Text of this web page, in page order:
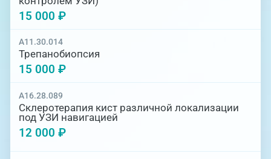
15 000 ₽
A11.30.014
Трепанобиопсия
15 000 ₽
A16.28.089
Склеротерапия кист различной локализации
под УЗИ навигацией
12 000 ₽